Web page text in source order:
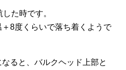
た時です。
8度くらいで落ち着くようで
ると、バルクヘッド上部と